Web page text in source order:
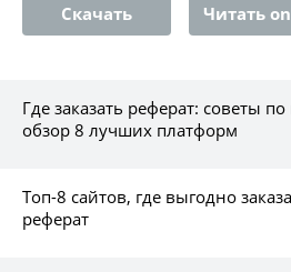
Скачать Читать
Где заказать реферат: советы
обзор 8 лучших платформ
Топ-8 сайтов, где выгодно
реферат